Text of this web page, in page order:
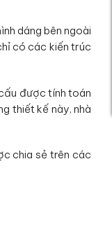
dáng bên ngoài
có các kiến trúc
được tính toán
thiết kế này, nhà
chia sẻ trên các